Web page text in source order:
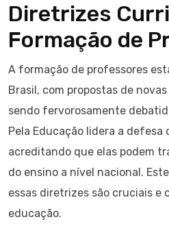
Diretrizes
Formação de
A formação de professores
Brasil, com propostas de
sendo fervorosamente
Pela Educação lidera a defesa
acreditando que elas podem
do ensino a nível nacional.
essas diretrizes são cruciais e
educação.